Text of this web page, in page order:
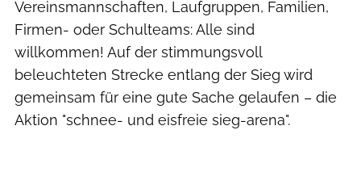
Vereinsmannschaften, Laufgruppen, Familien,
Firmen- oder Schulteams: Alle sind
willkommen! Auf der stimmungsvoll
beleuchteten Strecke entlang der Sieg wird
gemeinsam für eine gute Sache gelaufen – die
Aktion "schnee- und eisfreie sieg-arena".